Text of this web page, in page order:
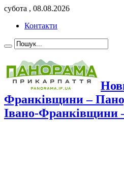
субота , 08.08.2026
Контакти
Франківщини –
Івано-Франківщини